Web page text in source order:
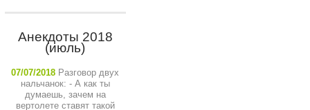
Анекдоты 2018
(июль)
07/07/2018 Разговор двух
нальчанок: - А как ты
думаешь, зачем на
вертолете ставят такой